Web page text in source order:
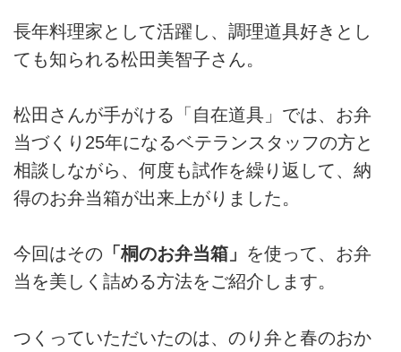
長年料理家として活躍し、調理道具好きとし
ても知られる松田美智子さん。
松田さんが手がける「自在道具」では、お弁
当づくり25年になるベテランスタッフの方と
相談しながら、何度も試作を繰り返して、納
得のお弁当箱が出来上がりました。
今回はその 「桐のお弁当箱」 を使って、お弁
当を美しく詰める方法をご紹介します。
つくっていただいたのは、のり弁と春のおか